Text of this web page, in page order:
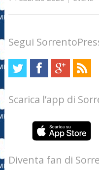
Segui
Scarica l’app di
Diventa fan di